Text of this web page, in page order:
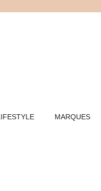
MARQUES